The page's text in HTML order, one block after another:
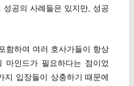
공의 사례들은 있지만, 성공
함하여 여러 호사가들이 항상
마인드가 필요하다는 점이었
지 입장들이 상충하기 때문에